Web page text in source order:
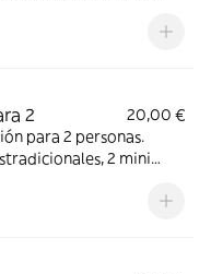
2
20,00 €
para 2 personas.
2 mini